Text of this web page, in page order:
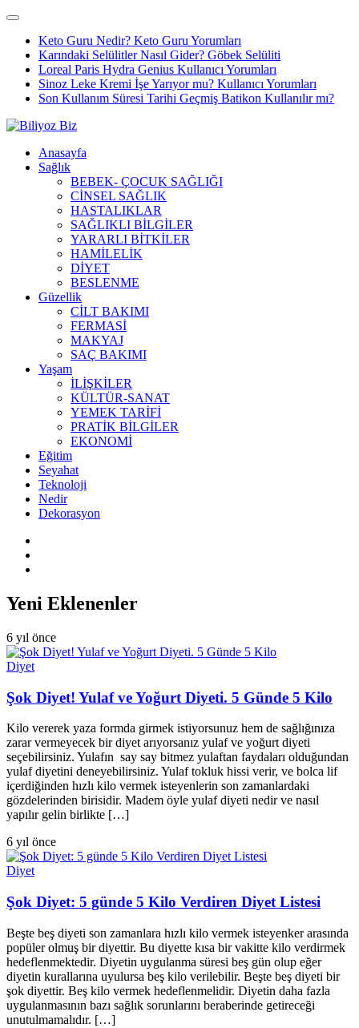
Keto Guru Nedir? Keto Guru Yorumları
Karındaki Selülitler Nasıl Gider? Göbek Selüliti
Loreal Paris Hydra Genius Kullanıcı Yorumları
Sinoz Leke Kremi İşe Yarıyor mu? Kullanıcı Yorumları
Son Kullanım Süresi Tarihi Geçmiş Batikon Kullanılır mı?
Anasayfa
Sağlık
BEBEK- ÇOCUK SAĞLIĞI
CİNSEL SAĞLIK
HASTALIKLAR
SAĞLIKLI BİLGİLER
YARARLI BİTKİLER
HAMİLELİK
DİYET
BESLENME
Güzellik
CİLT BAKIMI
FERMASİ
MAKYAJ
SAÇ BAKIMI
Yaşam
İLİŞKİLER
KÜLTÜR-SANAT
YEMEK TARİFİ
PRATİK BİLGİLER
EKONOMİ
Eğitim
Seyahat
Teknoloji
Nedir
Dekorasyon
Yeni Eklenenler
6 yıl önce
Diyet
Şok Diyet! Yulaf ve Yoğurt Diyeti. 5 Günde 5 Kilo
Kilo vererek yaza formda girmek istiyorsunuz hem de sağlığınıza
zarar vermeyecek bir diyet arıyorsanız yulaf ve yoğurt diyeti
seçebilirsiniz. Yulafın say say bitmez yulaftan faydaları olduğundan
yulaf diyetini deneyebilirsiniz. Yulaf tokluk hissi verir, ve bolca lif
içerdiğinden hızlı kilo vermek isteyenlerin son zamanlardaki
gözdelerinden birisidir. Madem öyle yulaf diyeti nedir ve nasıl
yapılır gelin birlikte […]
6 yıl önce
Diyet
Şok Diyet: 5 günde 5 Kilo Verdiren Diyet Listesi
Beşte beş diyeti son zamanlara hızlı kilo vermek isteyenker arasında
popüler olmuş bir diyettir. Bu diyette kısa bir vakitte kilo verdirmek
hedeflenmektedir. Diyetin uygulanma süresi beş gün olup eğer
diyetin kurallarına uyulursa beş kilo verilebilir. Beşte beş diyeti bir
şok diyettir. Beş kilo vermek hedeflenmelidir. Diyetin daha fazla
uygulanmasının bazı sağlık sorunlarını beraberinde getireceği
unutulmamalıdır. […]